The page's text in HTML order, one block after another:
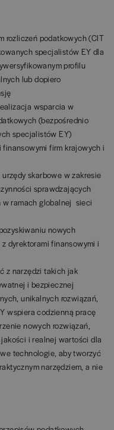
rozliczeń podatkowych (CIT
specjalistów EY dla
profilu
lub dopiero
wsparcia w
(bezpośrednio
specjalistów EY)
finansowymi firm krajowych i
skarbowe w zakresie
sprawdzających
w ramach globalnej sieci
nowych
dyrektorami finansowymi i
z narzędzi takich jak
i bezpiecznej
unikalnych rozwiązań,
wspiera codzienną pracę
nowych rozwiązań,
i realnej wartości dla
technologie, aby tworzyć
narzędziem, a nie